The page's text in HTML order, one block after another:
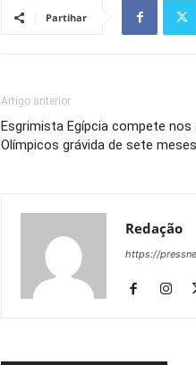
Partihar
Artigo anterior
Esgrimista Egípcia compete nos
Olímpicos grávida de sete meses
Redação
https://